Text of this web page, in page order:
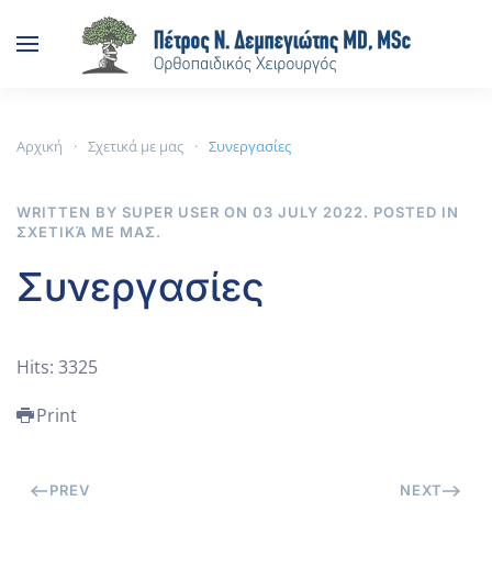
Skip to main content
Αρχική Σχετικά με μας Συνεργασίες
WRITTEN BY SUPER USER ON 03 JULY 2022. POSTED IN
ΣΧΕΤΙΚΆ ΜΕ ΜΑΣ.
Συνεργασίες
Hits: 3325
Print
PREV NEXT